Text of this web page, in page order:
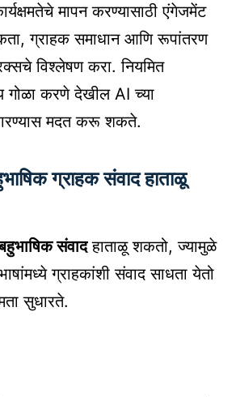
मापन करण्यासाठी एंगेजमेंट
ग्राहक समाधान आणि रूपांतरण
विश्लेषण करा. नियमित
गोळा करणे देखील AI च्या
मदत करू शकते.
ग्राहक संवाद हाताळू
संवादहाताळू शकतो, ज्यामुळे
ग्राहकांशी संवाद साधता येतो
सुधारते.